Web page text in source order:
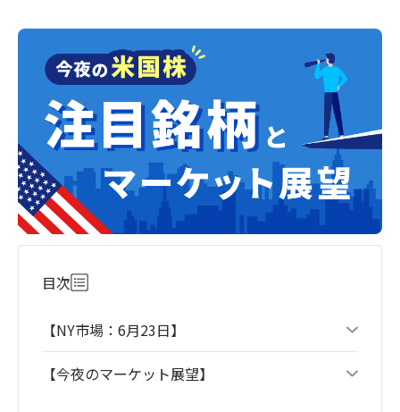
目次
【NY市場：6月23日】
【今夜のマーケット展望】